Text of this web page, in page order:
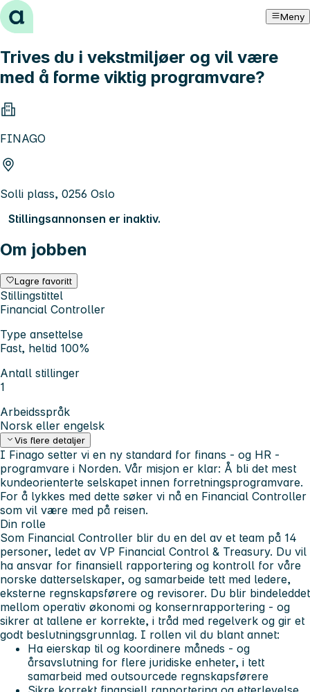
Hopp til innhold Meny
Trives du i vekstmiljøer og vil være
med å forme viktig programvare?
FINAGO
Solli plass, 0256 Oslo
Stillingsannonsen er inaktiv.
Om jobben
Lagre favoritt
Stillingstittel
Financial Controller
Type ansettelse
Fast, heltid 100%
Antall stillinger
1
Arbeidsspråk
Norsk eller engelsk
Vis flere detaljer
I Finago setter vi en ny standard for finans - og HR -
programvare i Norden. Vår misjon er klar: Å bli det mest
kundeorienterte selskapet innen forretningsprogramvare.
For å lykkes med dette søker vi nå en Financial Controller
som vil være med på reisen.
Din rolle
Som Financial Controller blir du en del av et team på 14
personer, ledet av VP Financial Control & Treasury. Du vil
ha ansvar for finansiell rapportering og kontroll for våre
norske datterselskaper, og samarbeide tett med ledere,
eksterne regnskapsførere og revisorer. Du blir bindeleddet
mellom operativ økonomi og konsernrapportering - og
sikrer at tallene er korrekte, i tråd med regelverk og gir et
godt beslutningsgrunnlag. I rollen vil du blant annet:
Ha eierskap til og koordinere måneds - og
årsavslutning for flere juridiske enheter, i tett
samarbeid med outsourcede regnskapsførere